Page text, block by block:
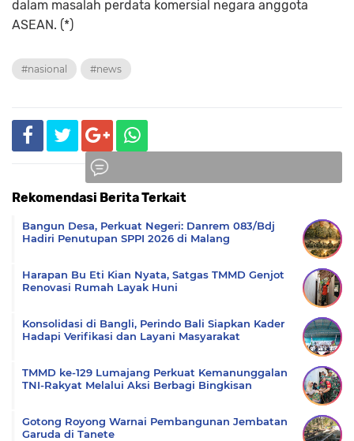
dalam masalah perdata komersial negara anggota
ASEAN. (*)
#nasional #news
Rekomendasi Berita Terkait
Bangun Desa, Perkuat Negeri: Danrem 083/Bdj
Hadiri Penutupan SPPI 2026 di Malang
Harapan Bu Eti Kian Nyata, Satgas TMMD Genjot
Renovasi Rumah Layak Huni
Konsolidasi di Bangli, Perindo Bali Siapkan Kader
Hadapi Verifikasi dan Layani Masyarakat
TMMD ke-129 Lumajang Perkuat Kemanunggalan
TNI-Rakyat Melalui Aksi Berbagi Bingkisan
Gotong Royong Warnai Pembangunan Jembatan
Garuda di Tanete